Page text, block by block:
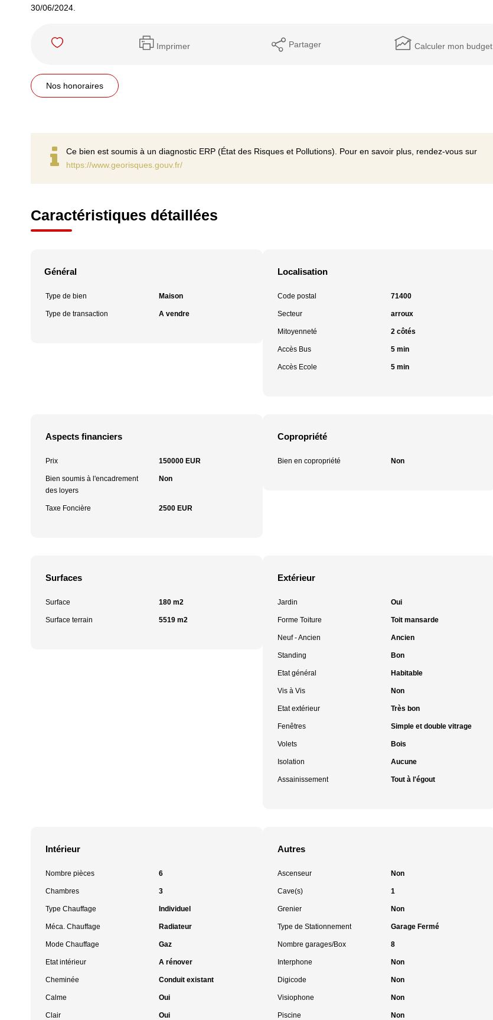
30/06/2024.
Imprimer Partager Calculer mon budget
Nos honoraires
Ce bien est soumis à un diagnostic ERP (État des Risques et Pollutions). Pour en savoir plus, rendez-vous sur
https://www.georisques.gouv.fr/
Caractéristiques détaillées
Général
Type de bien Maison
Type de transaction A vendre
Localisation
Code postal 71400
Secteur arroux
Mitoyenneté 2 côtés
Accès Bus 5 min
Accès Ecole 5 min
Aspects financiers
Prix 150000 EUR
Bien soumis à l'encadrement
des loyers
Non
Taxe Foncière 2500 EUR
Copropriété
Bien en copropriété Non
Surfaces
Surface 180 m2
Surface terrain 5519 m2
Extérieur
Jardin Oui
Forme Toiture Toit mansarde
Neuf - Ancien Ancien
Standing Bon
Etat général Habitable
Vis à Vis Non
Etat extérieur Très bon
Fenêtres Simple et double vitrage
Volets Bois
Isolation Aucune
Assainissement Tout à l'égout
Intérieur
Nombre pièces 6
Chambres 3
Type Chauffage Individuel
Méca. Chauffage Radiateur
Mode Chauffage Gaz
Etat intérieur A rénover
Cheminée Conduit existant
Calme Oui
Clair Oui
Autres
Ascenseur Non
Cave(s) 1
Grenier Non
Type de Stationnement Garage Fermé
Nombre garages/Box 8
Interphone Non
Digicode Non
Visiophone Non
Piscine Non